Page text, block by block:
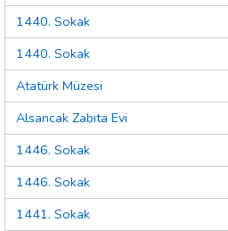
1440. Sokak
1440. Sokak
Atatürk Müzesi
Alsancak Zabıta Evi
1446. Sokak
1446. Sokak
1441. Sokak